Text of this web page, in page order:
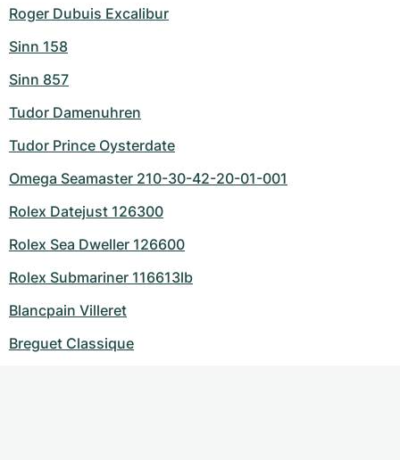
Roger Dubuis Excalibur
Sinn 158
Sinn 857
Tudor Damenuhren
Tudor Prince Oysterdate
Omega Seamaster 210-30-42-20-01-001
Rolex Datejust 126300
Rolex Sea Dweller 126600
Rolex Submariner 116613lb
Blancpain Villeret
Breguet Classique